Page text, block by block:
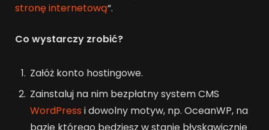
stronę internetową“.
Co wystarczy zrobić?
Załóż konto hostingowe.
Zainstaluj na nim bezpłatny system CMS
WordPress i dowolny motyw, np. OceanWP, na